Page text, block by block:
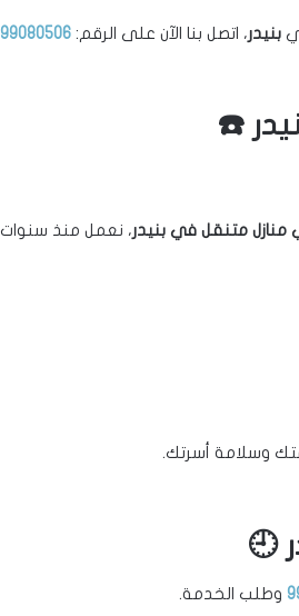
بنيدر، اتصل بنا الآن على الرقم: 99080506
☎️
منازل متنقل في بنيدر، نعمل منذ سنوات
وسلامة أسرتك.
🕘
وطلب الخدمة.